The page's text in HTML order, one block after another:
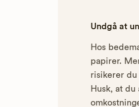
Undgå at
Hos
papirer.
risikerer du
Husk, at